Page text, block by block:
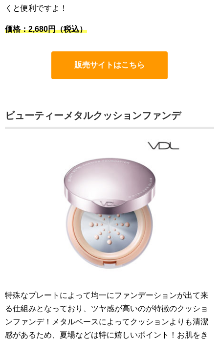
くと便利ですよ！
価格：2,680円（税込）
販売サイトはこちら
ビューティーメタルクッションファンデ
特殊なプレートによって均一にファンデーションが出て来
る仕組みとなっており、ツヤ感が高いのが特徴のクッショ
ンファンデ！メタルベースによってクッションよりも清潔
感があるため、夏場などは特に嬉しいポイント！お肌をき